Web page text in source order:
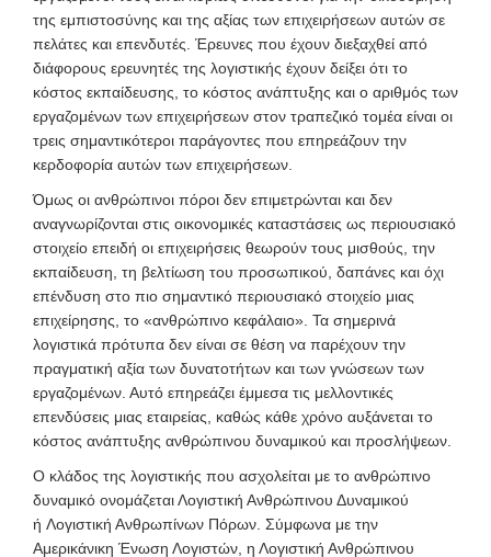
της εμπιστοσύνης και της αξίας των επιχειρήσεων αυτών σε
πελάτες και επενδυτές. Έρευνες που έχουν διεξαχθεί από
διάφορους ερευνητές της λογιστικής έχουν δείξει ότι το
κόστος εκπαίδευσης, το κόστος ανάπτυξης και ο αριθμός των
εργαζομένων των επιχειρήσεων στον τραπεζικό τομέα είναι οι
τρεις σημαντικότεροι παράγοντες που επηρεάζουν την
κερδοφορία αυτών των επιχειρήσεων.
Όμως οι ανθρώπινοι πόροι δεν επιμετρώνται και δεν
αναγνωρίζονται στις οικονομικές καταστάσεις ως περιουσιακό
στοιχείο επειδή οι επιχειρήσεις θεωρούν τους μισθούς, την
εκπαίδευση, τη βελτίωση του προσωπικού, δαπάνες και όχι
επένδυση στο πιο σημαντικό περιουσιακό στοιχείο μιας
επιχείρησης, το «ανθρώπινο κεφάλαιο». Τα σημερινά
λογιστικά πρότυπα δεν είναι σε θέση να παρέχουν την
πραγματική αξία των δυνατοτήτων και των γνώσεων των
εργαζομένων. Αυτό επηρεάζει έμμεσα τις μελλοντικές
επενδύσεις μιας εταιρείας, καθώς κάθε χρόνο αυξάνεται το
κόστος ανάπτυξης ανθρώπινου δυναμικού και προσλήψεων.
Ο κλάδος της λογιστικής που ασχολείται με το ανθρώπινο
δυναμικό ονομάζεται Λογιστική Ανθρώπινου Δυναμικού
ή Λογιστική Ανθρωπίνων Πόρων. Σύμφωνα με την
Αμερικάνικη Ένωση Λογιστών, η Λογιστική Ανθρώπινου